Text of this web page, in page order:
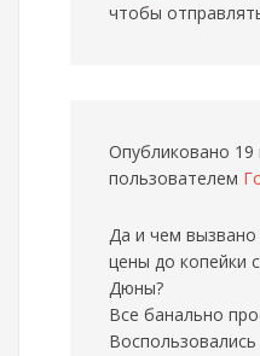
чтобы
Опубликовано 19
пользователем
Да и чем вызвано
цены до копейки
Дюны?
Все банально